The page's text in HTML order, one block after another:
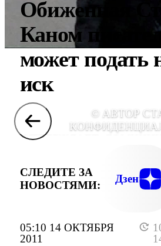
05:10 14 ОКТЯБРЯ
2011
Обиженная
Каном
может подать
иск
© АВТОР
УТВЕРЖДАЕТ:
СЛЕДИТЕ ЗА
НОВОСТЯМИ:
Дзен